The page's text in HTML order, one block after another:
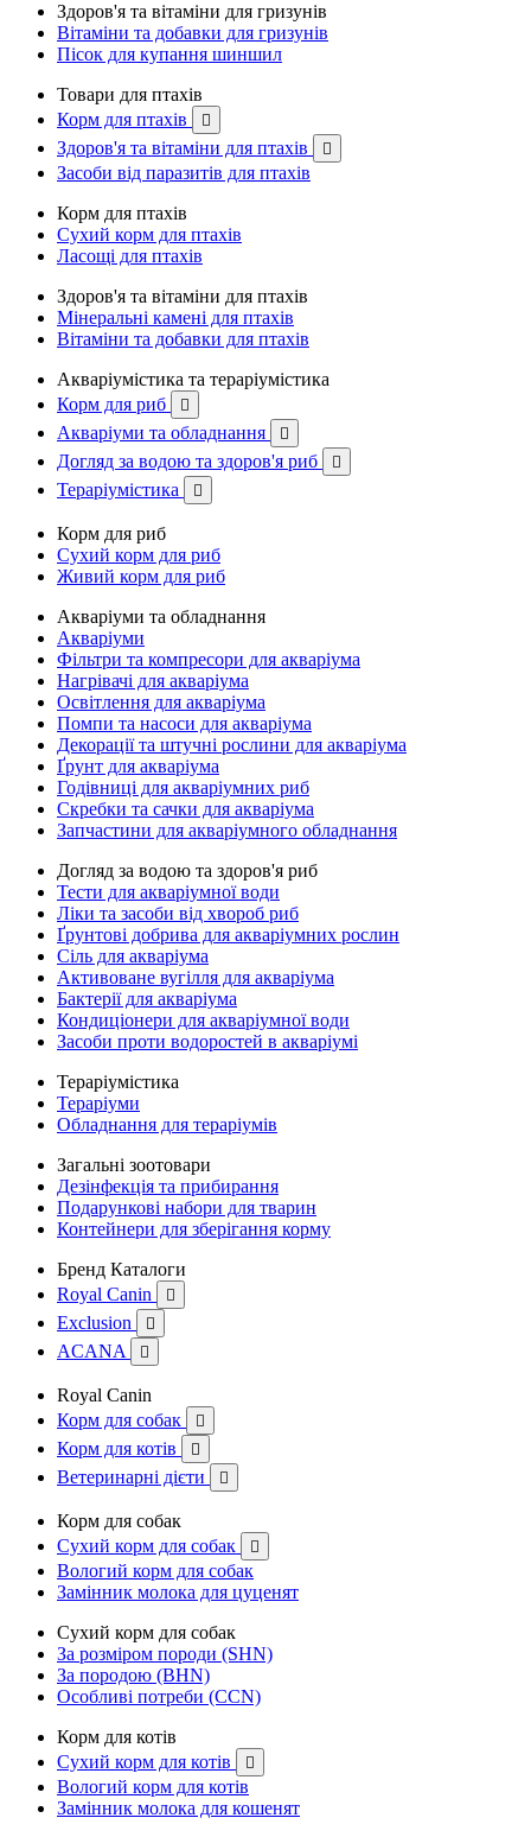
Здоров'я та вітаміни для гризунів
Вітаміни та добавки для гризунів
Пісок для купання шиншил
Товари для птахів
Корм для птахів

Здоров'я та вітаміни для птахів 
Засоби від паразитів для птахів
Корм для птахів
Сухий корм для птахів
Ласощі для птахів
Здоров'я та вітаміни для птахів
Мінеральні камені для птахів
Вітаміни та добавки для птахів
Акваріумістика та тераріумістика
Корм для риб

Акваріуми та обладнання 
Догляд за водою та здоров'я риб 
Тераріумістика 
Корм для риб
Сухий корм для риб
Живий корм для риб
Акваріуми та обладнання
Акваріуми
Фільтри та компресори для акваріума
Нагрівачі для акваріума
Освітлення для акваріума
Помпи та насоси для акваріума
Декорації та штучні рослини для акваріума
Ґрунт для акваріума
Годівниці для акваріумних риб
Скребки та сачки для акваріума
Запчастини для акваріумного обладнання
Догляд за водою та здоров'я риб
Тести для акваріумної води
Ліки та засоби від хвороб риб
Ґрунтові добрива для акваріумних рослин
Сіль для акваріума
Активоване вугілля для акваріума
Бактерії для акваріума
Кондиціонери для акваріумної води
Засоби проти водоростей в акваріумі
Тераріумістика
Тераріуми
Обладнання для тераріумів
Загальні зоотовари
Дезінфекція та прибирання
Подарункові набори для тварин
Контейнери для зберігання корму
Бренд Каталоги
Royal Canin

Exclusion 
ACANA 
Royal Canin
Корм для собак

Корм для котів 
Ветеринарні дієти 
Корм для собак
Сухий корм для собак

Вологий корм для собак
Замінник молока для цуценят
Сухий корм для собак
За розміром породи (SHN)
За породою (BHN)
Особливі потреби (CCN)
Корм для котів
Сухий корм для котів

Вологий корм для котів
Замінник молока для кошенят